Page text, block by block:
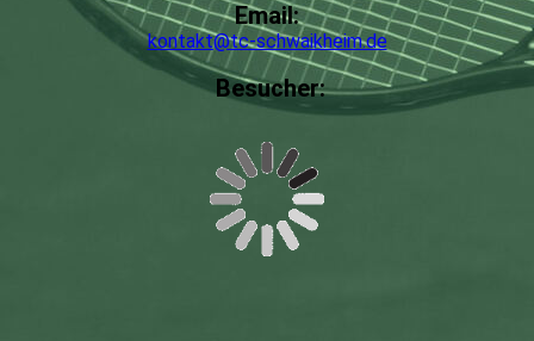
Email:
kontakt@tc-schwaikheim.de
Besucher: